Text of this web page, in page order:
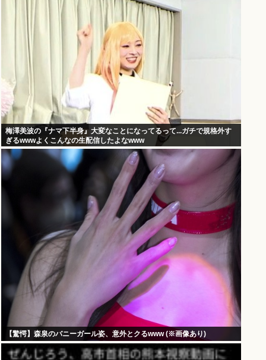
梅澤美波の『ナマ下半身』大変なことになってるって...ガチで規格外す
ぎるwwwよくこんなの生配信したよなwww
【驚愕】森泉のバニーガール姿、意外とクるwww (※画像あり)